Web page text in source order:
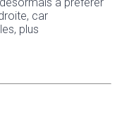
désormais à préfèrer
car
plus